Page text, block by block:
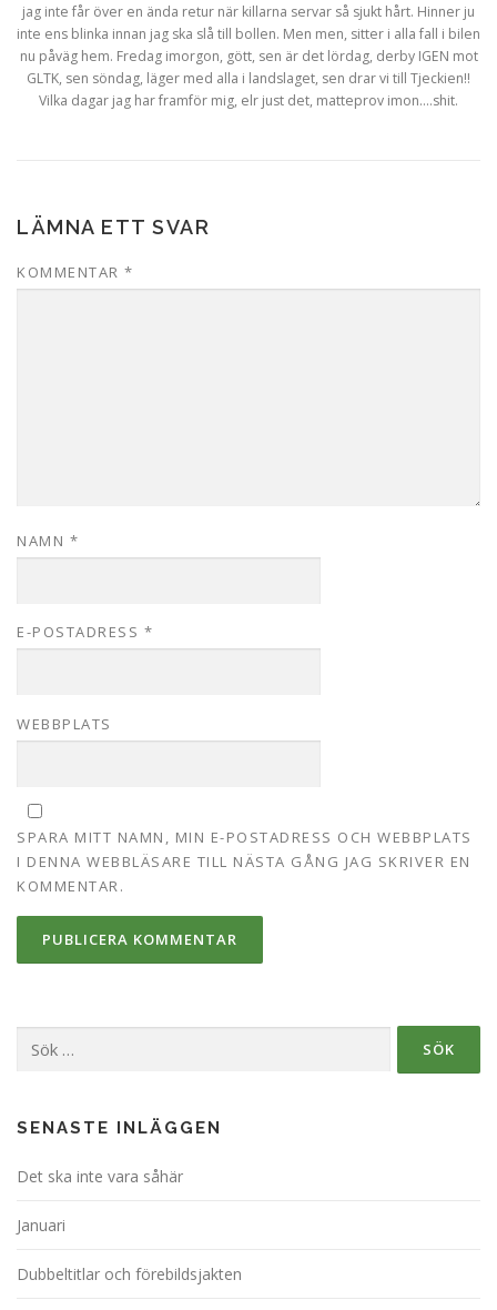
jag inte får över en ända retur när killarna servar så sjukt hårt. Hinner ju
inte ens blinka innan jag ska slå till bollen. Men men, sitter i alla fall i bilen
nu påväg hem. Fredag imorgon, gött, sen är det lördag, derby IGEN mot
GLTK, sen söndag, läger med alla i landslaget, sen drar vi till Tjeckien!!
Vilka dagar jag har framför mig, elr just det, matteprov imon….shit.
LÄMNA ETT SVAR
KOMMENTAR *
NAMN *
E-POSTADRESS *
WEBBPLATS
SPARA MITT NAMN, MIN E-POSTADRESS OCH WEBBPLATS
I DENNA WEBBLÄSARE TILL NÄSTA GÅNG JAG SKRIVER EN
KOMMENTAR.
efter:
SENASTE INLÄGGEN
Det ska inte vara såhär
Januari
Dubbeltitlar och förebildsjakten